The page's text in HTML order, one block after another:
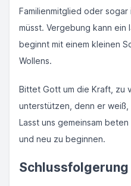
Familienmitglied oder
müsst. Vergebung kann
beginnt mit einem kleinen
Wollens.
Bittet Gott um die Kraft, zu
unterstützen, denn er
Lasst uns gemeinsam
und neu zu beginnen.
Schlussfolgerung